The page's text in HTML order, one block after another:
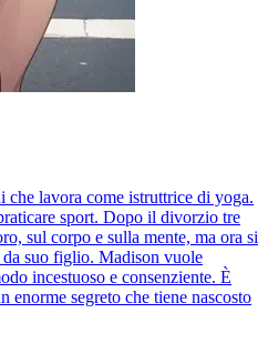
che lavora come istruttrice di yoga.
sport. Dopo il divorzio tre
sul corpo e sulla mente, ma ora si
da suo figlio. Madison vuole
incestuoso e consenziente. È
enorme segreto che tiene nascosto